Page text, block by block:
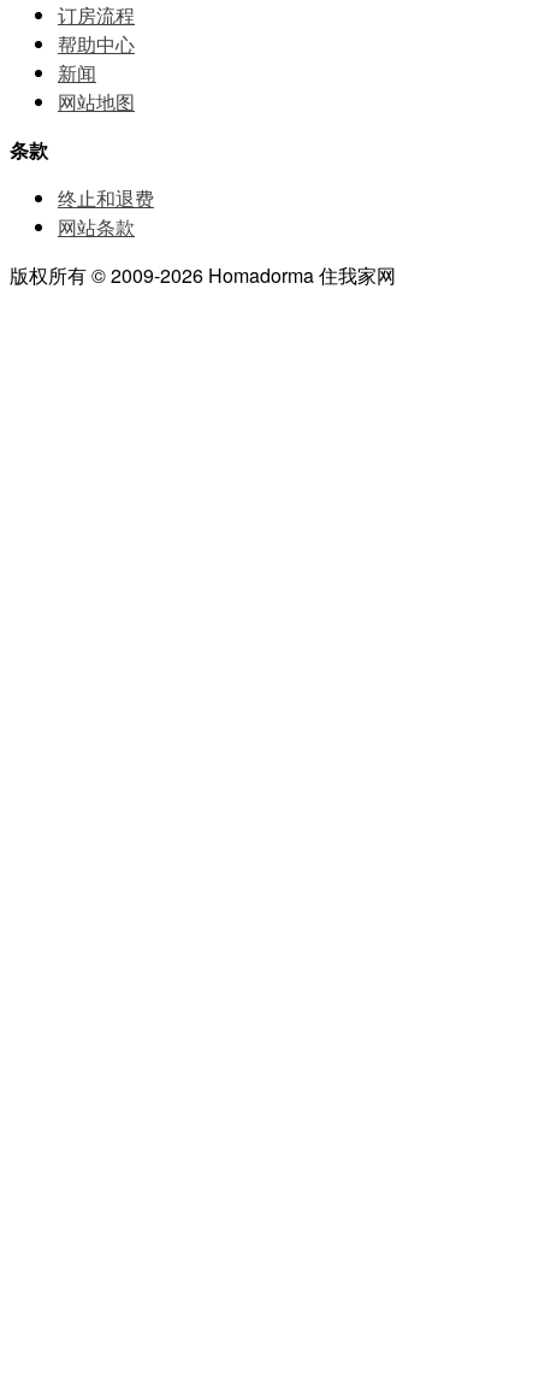
订房流程
帮助中⼼
新闻
网站地图
条款
终止和退费
网站条款
版权所有 © 2009-2026 Homadorma 住我家网